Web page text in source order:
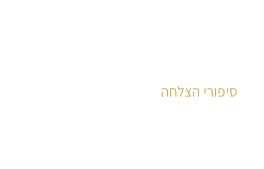
סיפורי הצלחה